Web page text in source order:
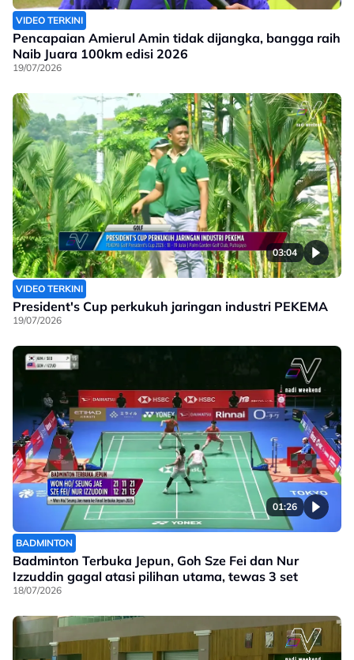
VIDEO TERKINI
Pencapaian Amierul Amin tidak dijangka, bangga raih
Naib Juara 100km edisi 2026
19/07/2026
03:04
VIDEO TERKINI
President's Cup perkukuh jaringan industri PEKEMA
19/07/2026
01:26
BADMINTON
Badminton Terbuka Jepun, Goh Sze Fei dan Nur
Izzuddin gagal atasi pilihan utama, tewas 3 set
18/07/2026